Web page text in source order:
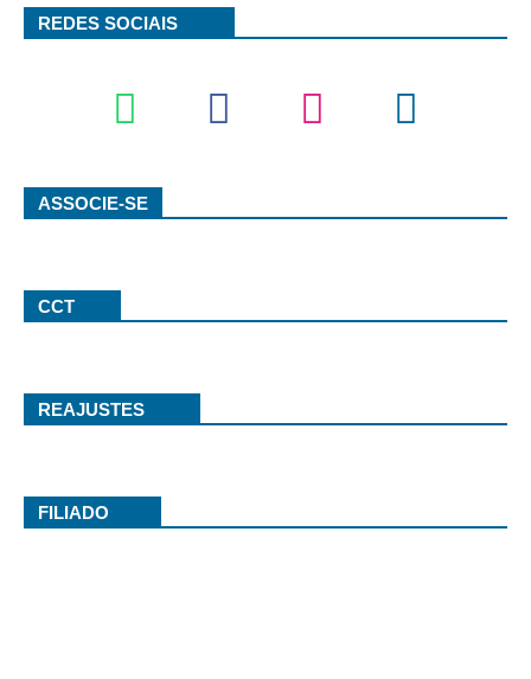
REDES SOCIAIS
ASSOCIE-SE
CCT
REAJUSTES
FILIADO